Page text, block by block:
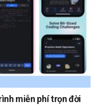
miễn phí trọn đời